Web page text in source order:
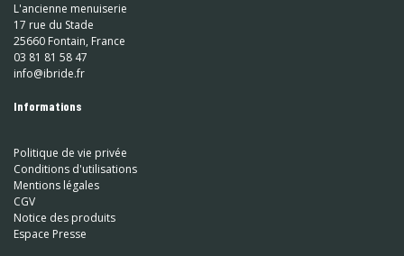
L'ancienne menuiserie
17 rue du Stade
25660 Fontain, France
03 81 81 58 47
info@ibride.fr
Informations
Politique de vie privée
Conditions d'utilisations
Mentions légales
CGV
Notice des produits
Espace Presse